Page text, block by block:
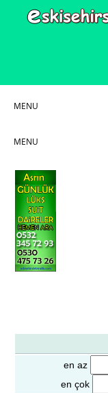
MENU
MENU
en az
en çok